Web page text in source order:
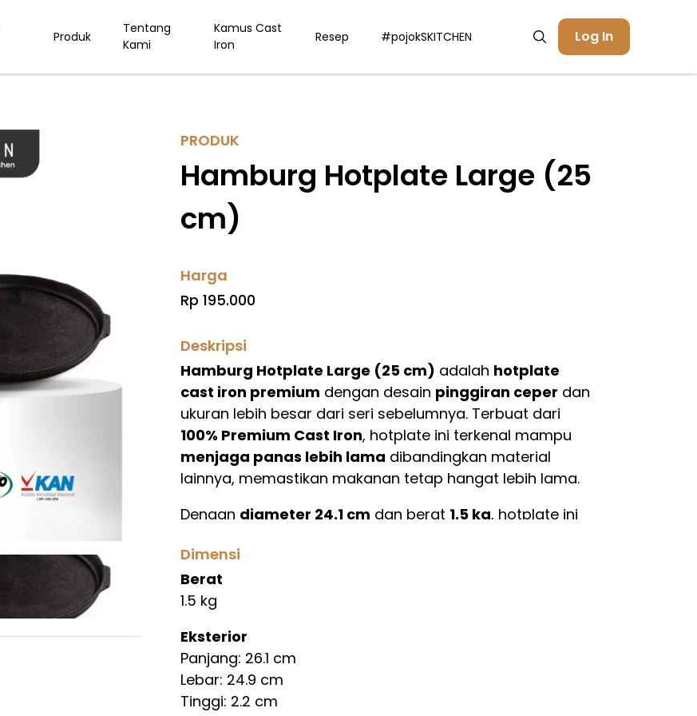
Produk
Tentang
Kami
Kamus Cast
Iron
Resep #pojokSKITCHEN Log In
PRODUK
Hamburg Hotplate Large (25
cm)
Harga
Rp 195.000
Deskripsi
Hamburg Hotplate Large (25 cm) adalah hotplate
cast iron premium dengan desain pinggiran ceper dan
ukuran lebih besar dari seri sebelumnya. Terbuat dari
100% Premium Cast Iron, hotplate ini terkenal mampu
menjaga panas lebih lama dibandingkan material
lainnya, memastikan makanan tetap hangat lebih lama.
Dengan diameter 24.1 cm dan berat 1.5 kg, hotplate ini
panas lainnya dengan tampilan profesional.
favorit restoran
rumahan yang lebih istimewa.
Kompatibel digunakan di kompor gas dan api langsung.
Tidak direkomendasikan untuk kompor induksi karena
bagian bawahnya tidak rata (dilengkapi kaki penyangga
kecil).
Dimensi
Berat
1.5 kg
Eksterior
Panjang: 26.1 cm
Lebar: 24.9 cm
Tinggi: 2.2 cm